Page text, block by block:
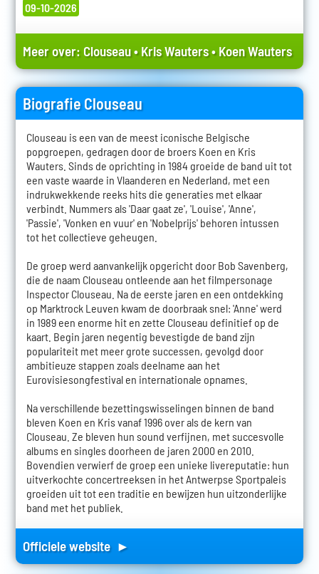
09-10-2026
Meer over: Clouseau•Kris Wauters•Koen Wauters
Biografie Clouseau
Clouseau is een van de meest iconische Belgische
popgroepen, gedragen door de broers Koen en Kris
Wauters. Sinds de oprichting in 1984 groeide de band uit tot
een vaste waarde in Vlaanderen en Nederland, met een
indrukwekkende reeks hits die generaties met elkaar
verbindt. Nummers als 'Daar gaat ze', 'Louise', 'Anne',
'Passie', 'Vonken en vuur' en 'Nobelprijs' behoren intussen
tot het collectieve geheugen.
De groep werd aanvankelijk opgericht door Bob Savenberg,
die de naam Clouseau ontleende aan het filmpersonage
Inspector Clouseau. Na de eerste jaren en een ontdekking
op Marktrock Leuven kwam de doorbraak snel: 'Anne' werd
in 1989 een enorme hit en zette Clouseau definitief op de
kaart. Begin jaren negentig bevestigde de band zijn
populariteit met meer grote successen, gevolgd door
ambitieuze stappen zoals deelname aan het
Eurovisiesongfestival en internationale opnames.
Na verschillende bezettingswisselingen binnen de band
bleven Koen en Kris vanaf 1996 over als de kern van
Clouseau. Ze bleven hun sound verfijnen, met succesvolle
albums en singles doorheen de jaren 2000 en 2010.
Bovendien verwierf de groep een unieke livereputatie: hun
uitverkochte concertreeksen in het Antwerpse Sportpaleis
groeiden uit tot een traditie en bewijzen hun uitzonderlijke
band met het publiek.
Officiele website ►